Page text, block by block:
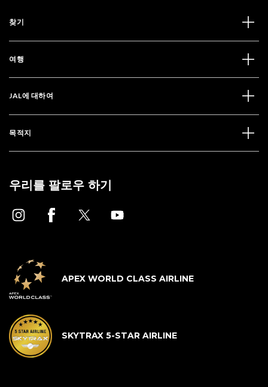
찾기
여행
JAL에 대하여
목적지
우리를 팔로우 하기
APEX WORLD CLASS AIRLINE
SKYTRAX 5-STAR AIRLINE